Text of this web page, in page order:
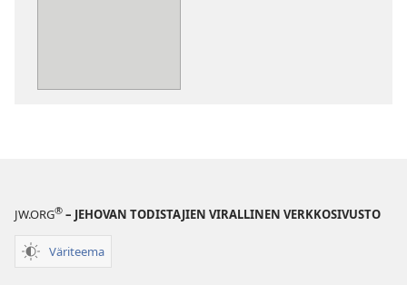
JW.ORG® – JEHOVAN TODISTAJIEN VIRALLINEN VERKKOSIVUSTO
Väriteema